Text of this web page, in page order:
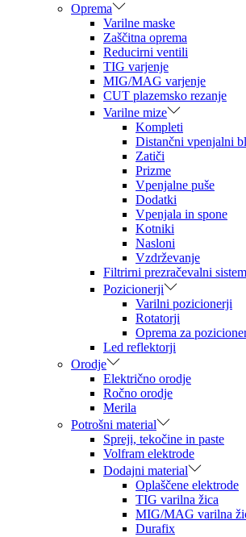
Oprema
Varilne maske
Zaščitna oprema
Reducirni ventili
TIG varjenje
MIG/MAG varjenje
CUT plazemsko rezanje
Varilne mize
Kompleti
Distančni vpenjalni
Zatiči
Prizme
Vpenjalne puše
Dodatki
Vpenjala in spone
Kotniki
Nasloni
Vzdrževanje
Filtrirni prezračevalni
Pozicionerji
Varilni pozicionerji
Rotatorji
Oprema za
Led reflektorji
Orodje
Električno orodje
Ročno orodje
Merila
Potrošni material
Spreji, tekočine in paste
Volfram elektrode
Dodajni material
Oplaščene elektrode
TIG varilna žica
MIG/MAG varilna
Durafix